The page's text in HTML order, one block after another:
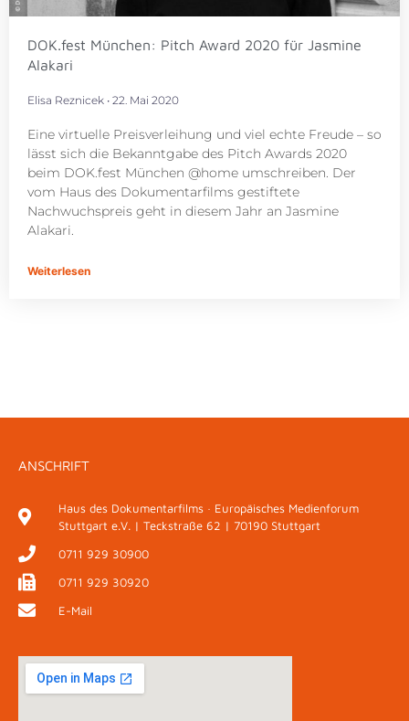
DOK.fest München: Pitch Award 2020 für Jasmine
Alakari
Elisa Reznicek 22. Mai 2020
Eine virtuelle Preisverleihung und viel echte Freude – so
lässt sich die Bekanntgabe des Pitch Awards 2020
beim DOK.fest München @home umschreiben. Der
vom Haus des Dokumentarfilms gestiftete
Nachwuchspreis geht in diesem Jahr an Jasmine
Alakari.
Weiterlesen
ANSCHRIFT
Haus des Dokumentarfilms · Europäisches Medienforum
Stuttgart e.V. | Teckstraße 62 | 70190 Stuttgart
0711 929 30900
0711 929 30920
E-Mail